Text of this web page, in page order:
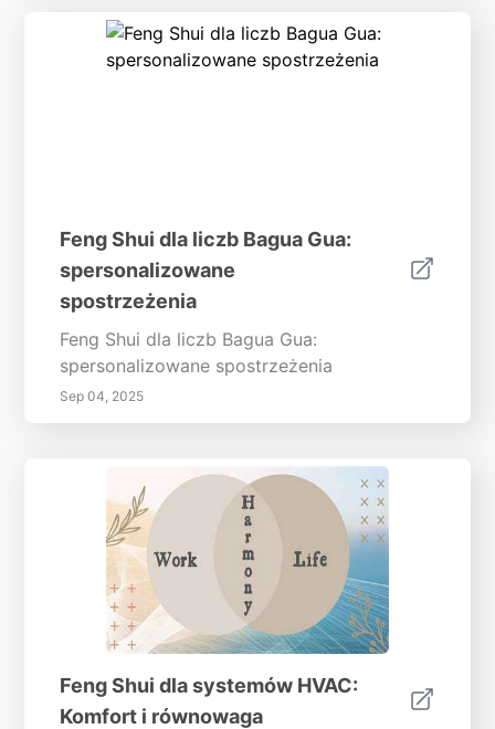
Feng Shui dla liczb Bagua Gua:
spersonalizowane
spostrzeżenia
Feng Shui dla liczb Bagua Gua:
spersonalizowane spostrzeżenia
Sep 04, 2025
Feng Shui dla systemów HVAC:
Komfort i równowaga